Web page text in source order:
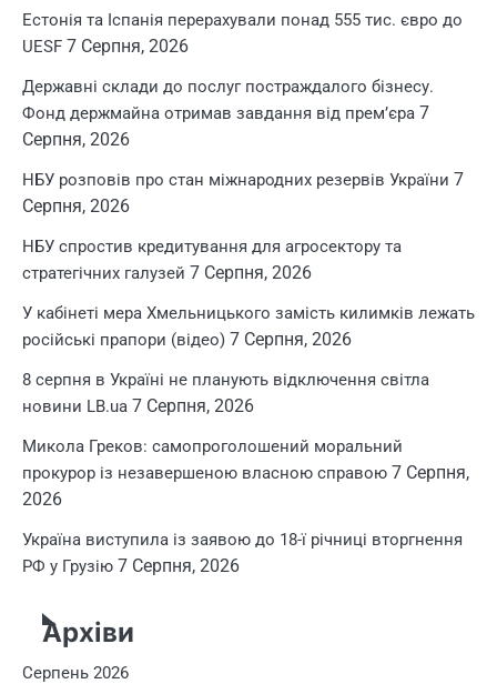
Естонія та Іспанія перерахували понад 555 тис. євро до
UESF 7 Серпня, 2026
Державні склади до послуг постраждалого бізнесу.
Фонд держмайна отримав завдання від прем’єра 7
Серпня, 2026
НБУ розповів про стан міжнародних резервів України 7
Серпня, 2026
НБУ спростив кредитування для агросектору та
стратегічних галузей 7 Серпня, 2026
У кабінеті мера Хмельницького замість килимків лежать
російські прапори (відео) 7 Серпня, 2026
8 серпня в Україні не планують відключення світла
новини LB.ua 7 Серпня, 2026
Микола Греков: самопроголошений моральний
прокурор із незавершеною власною справою 7 Серпня,
2026
Україна виступила із заявою до 18-ї річниці вторгнення
РФ у Грузію 7 Серпня, 2026
Архіви
Серпень 2026